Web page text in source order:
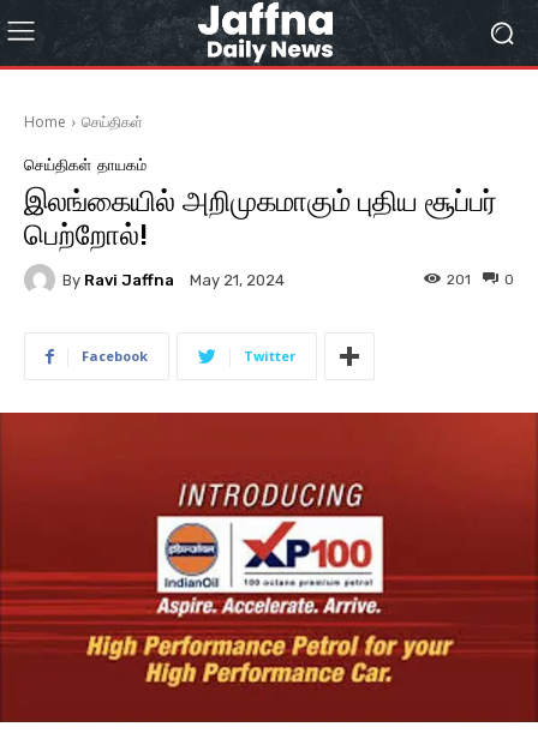
Home செய்திகள்
செய்திகள் தாயகம்
இலங்கையில் அறிமுகமாகும் புதிய சூப்பர்
பெற்றோல்!
By Ravi Jaffna May 21, 2024 0
201
Facebook Twitter